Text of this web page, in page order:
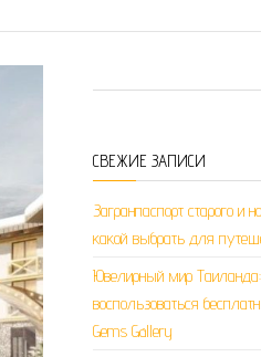
СВЕЖИЕ ЗАПИСИ
Загранпаспорт старого и
какой выбрать для
Ювелирный мир
воспользоваться
Gems Gallery